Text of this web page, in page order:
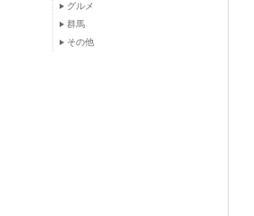
グルメ
群馬
その他